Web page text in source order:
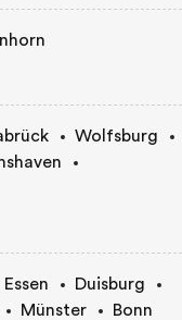
Wolfsburg
Essen
Duisburg
Münster Bonn